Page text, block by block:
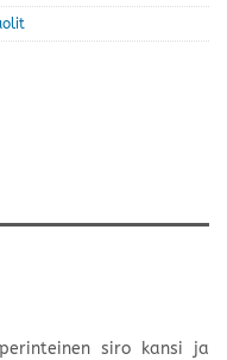
siro kansi ja